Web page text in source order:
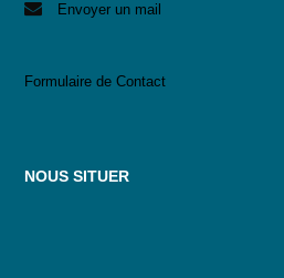
Envoyer un mail
Formulaire de Contact
NOUS SITUER